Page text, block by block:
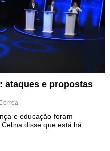
ataques e propostas
e educação foram
disse que está há